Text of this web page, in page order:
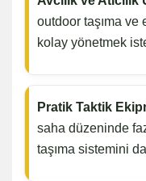
outdoor taşıma
kolay yönetmek
Pratik Taktik
saha düzeninde
taşıma sistemini